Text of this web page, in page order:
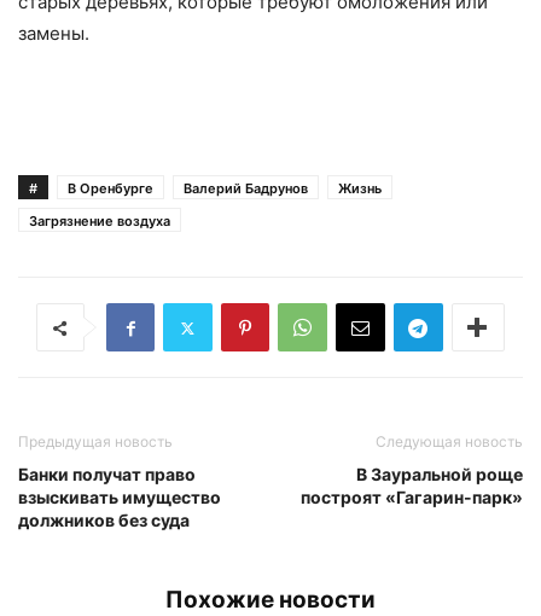
замены.
# В Оренбурге Валерий Бадрунов
Жизнь
Загрязнение воздуха
Предыдущая новость
Банки получат право
взыскивать имущество
должников без суда
Следующая новость
В Зауральной роще
построят «Гагарин-парк»
Похожие новости